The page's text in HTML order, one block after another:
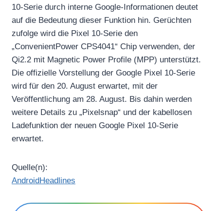
10-Serie durch interne Google-Informationen deutet
auf die Bedeutung dieser Funktion hin. Gerüchten
zufolge wird die Pixel 10-Serie den
„ConvenientPower CPS4041“ Chip verwenden, der
Qi2.2 mit Magnetic Power Profile (MPP) unterstützt.
Die offizielle Vorstellung der Google Pixel 10-Serie
wird für den 20. August erwartet, mit der
Veröffentlichung am 28. August. Bis dahin werden
weitere Details zu „Pixelsnap“ und der kabellosen
Ladefunktion der neuen Google Pixel 10-Serie
erwartet.
Quelle(n):
AndroidHeadlines